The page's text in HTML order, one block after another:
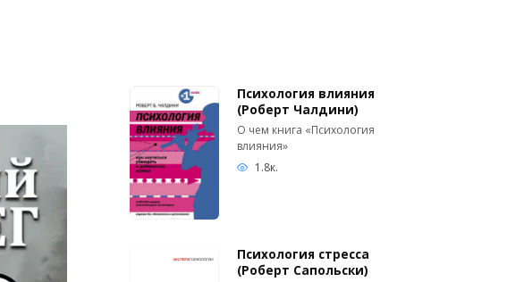
Психология влияния
(Роберт Чалдини)
О чем книга «Психология
влияния»
1.8к.
Психология стресса
(Роберт Сапольски)